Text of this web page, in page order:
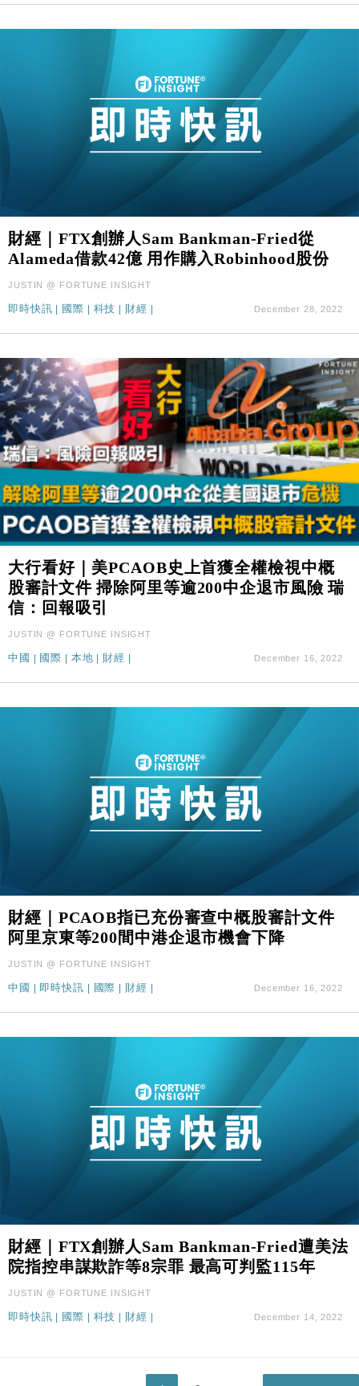
財經｜FTX創辦人Sam Bankman-Fried從
Alameda借款42億 用作購入Robinhood股份
JUSTIN @ FORTUNE INSIGHT
即時快訊 | 國際 | 科技 | 財經 | December 28, 2022
大行看好｜美PCAOB史上首獲全權檢視中概
股審計文件 掃除阿里等逾200中企退市風險 瑞
信：回報吸引
JUSTIN @ FORTUNE INSIGHT
中國 國際 本地 財經 December 16, 2022
財經｜PCAOB指已充份審查中概股審計文件
阿里京東等200間中港企退市機會下降
JUSTIN @ FORTUNE INSIGHT
中國 | 即時快訊 | 國際 | 財經 | December 16, 2022
財經｜FTX創辦人Sam Bankman-Fried遭美法
院指控串謀欺詐等8宗罪 最高可判監115年
JUSTIN @ FORTUNE INSIGHT
即時快訊 | 國際 | 科技 | 財經 | December 14, 2022